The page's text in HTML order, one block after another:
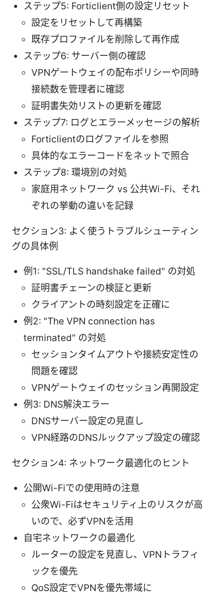
ステップ5: Forticlient側の設定リセット
設定をリセットして再構築
既存プロファイルを削除して再作成
ステップ6: サーバー側の確認
VPNゲートウェイの配布ポリシーや同時
接続数を管理者に確認
証明書失効リストの更新を確認
ステップ7: ログとエラーメッセージの解析
Forticlientのログファイルを参照
具体的なエラーコードをネットで照合
ステップ8: 環境別の対処
家庭用ネットワーク vs 公共Wi-Fi、それ
ぞれの挙動の違いを記録
セクション3: よく使うトラブルシューティン
グの具体例
例1: "SSL/TLS handshake failed" の対処
証明書チェーンの検証と更新
クライアントの時刻設定を正確に
例2: "The VPN connection has
terminated" の対処
セッションタイムアウトや接続安定性の
問題を確認
VPNゲートウェイのセッション再開設定
例3: DNS解決エラー
DNSサーバー設定の見直し
VPN経路のDNSルックアップ設定の確認
セクション4: ネットワーク最適化のヒント
公開Wi-Fiでの使用時の注意
公衆Wi-Fiはセキュリティ上のリスクが高
いので、必ずVPNを活用
自宅ネットワークの最適化
ルーターの設定を見直し、VPNトラフィ
ックを優先
QoS設定でVPNを優先帯域に